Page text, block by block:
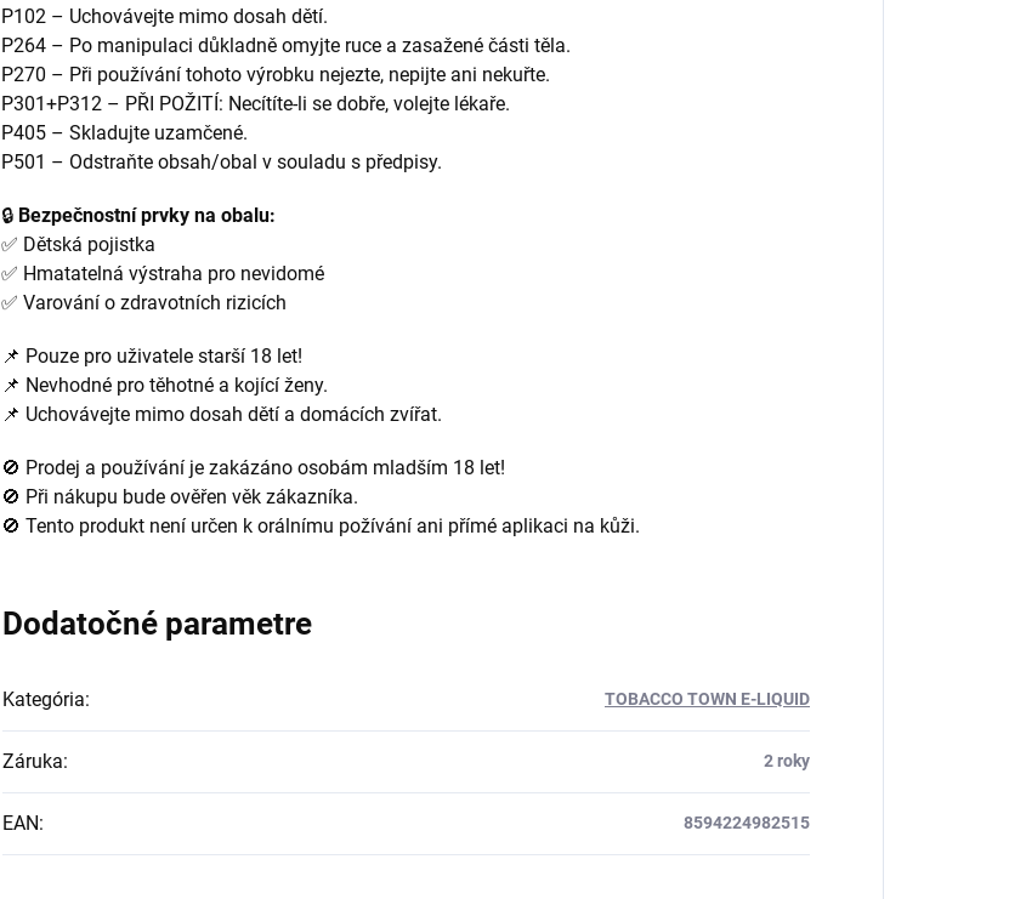
P102 – Uchovávejte mimo dosah dětí.
P264 – Po manipulaci důkladně omyjte ruce a zasažené části těla.
P270 – Při používání tohoto výrobku nejezte, nepijte ani nekuřte.
P301+P312 – PŘI POŽITÍ: Necítíte-li se dobře, volejte lékaře.
P405 – Skladujte uzamčené.
P501 – Odstraňte obsah/obal v souladu s předpisy.
🔒 Bezpečnostní prvky na obalu:
✅ Dětská pojistka
✅ Hmatatelná výstraha pro nevidomé
✅ Varování o zdravotních rizicích
📌 Pouze pro uživatele starší 18 let!
📌 Nevhodné pro těhotné a kojící ženy.
📌 Uchovávejte mimo dosah dětí a domácích zvířat.
🚫 Prodej a používání je zakázáno osobám mladším 18 let!
🚫 Při nákupu bude ověřen věk zákazníka.
🚫 Tento produkt není určen k orálnímu požívání ani přímé aplikaci na kůži.
Dodatočné parametre
Kategória: TOBACCO TOWN E-LIQUID
Záruka: 2 roky
EAN: 8594224982515